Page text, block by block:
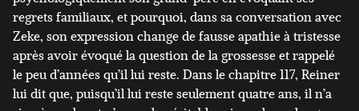
regrets familiaux, et pourquoi, dans sa conversation avec
Zeke, son expression change de fausse apathie à tristesse
après avoir évoqué la question de la grossesse et rappelé
le peu d’années qu’il lui reste. Dans le chapitre 117, Reiner
lui dit que, puisqu’il lui reste seulement quatre ans, il n’a